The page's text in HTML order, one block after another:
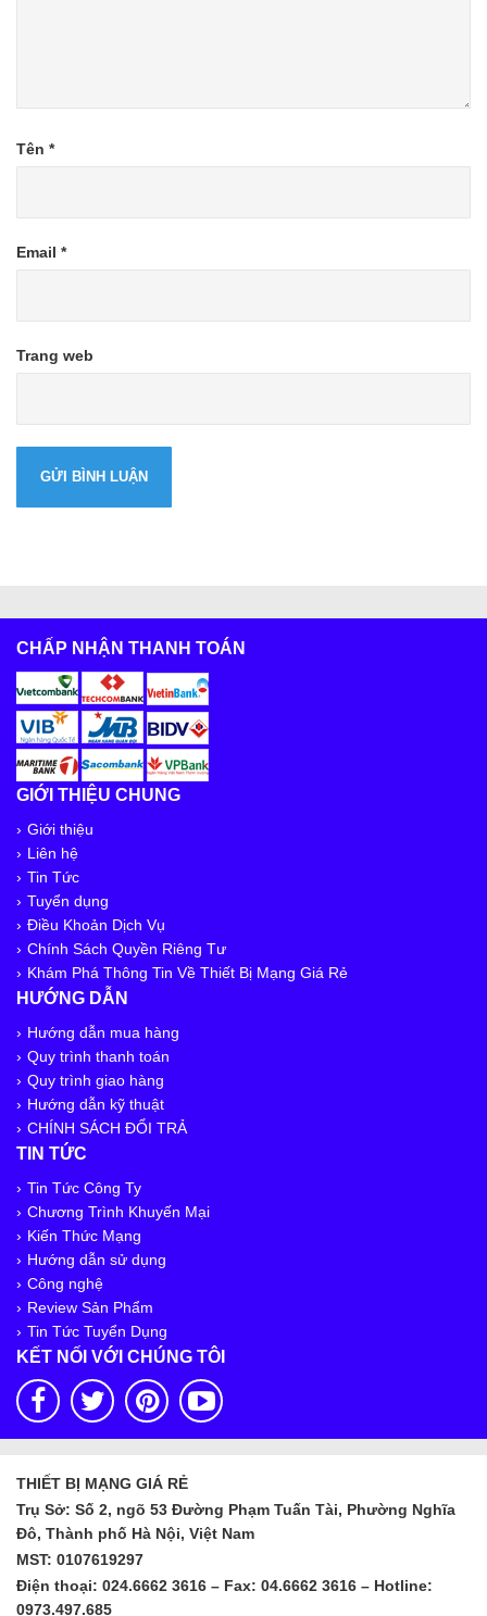
Tên *
Email *
Trang web
CHẤP NHẬN THANH TOÁN
GIỚI THIỆU CHUNG
Giới thiệu
Liên hệ
Tin Tức
Tuyển dụng
Điều Khoản Dịch Vụ
Chính Sách Quyền Riêng Tư
Khám Phá Thông Tin Về Thiết Bị Mạng Giá Rẻ
HƯỚNG DẪN
Hướng dẫn mua hàng
Quy trình thanh toán
Quy trình giao hàng
Hướng dẫn kỹ thuật
CHÍNH SÁCH ĐỔI TRẢ
TIN TỨC
Tin Tức Công Ty
Chương Trình Khuyến Mại
Kiến Thức Mạng
Hướng dẫn sử dụng
Công nghệ
Review Sản Phẩm
Tin Tức Tuyển Dụng
KẾT NỐI VỚI CHÚNG TÔI
THIẾT BỊ MẠNG GIÁ RẺ
Trụ Sở: Số 2, ngõ 53 Đường Phạm Tuấn Tài, Phường Nghĩa
Đô, Thành phố Hà Nội, Việt Nam
MST: 0107619297
Điện thoại: 024.6662 3616 – Fax: 04.6662 3616 – Hotline:
0973.497.685